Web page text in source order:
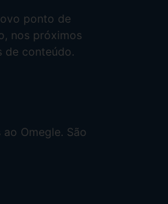
ponto de
nos próximos
de conteúdo.
Omegle. São